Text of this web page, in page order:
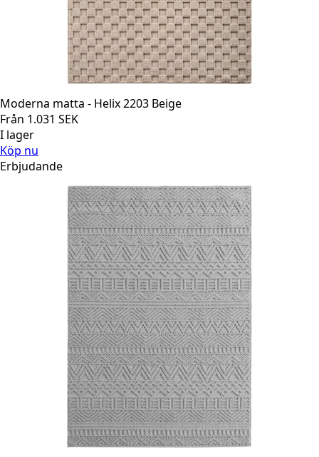
Moderna matta - Helix 2203 Beige
Från 1.031 SEK
I lager
Köp nu
Erbjudande